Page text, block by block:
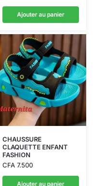
Ajouter au panier
CHAUSSURE
CLAQUETTE ENFANT
FASHION
CFA7.500
Ajouter au panier